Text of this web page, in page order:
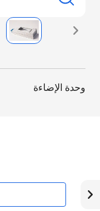
وحدة الإضاءة